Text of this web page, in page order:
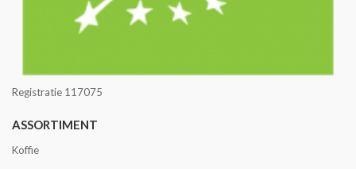
Registratie 117075
ASSORTIMENT
Koffie